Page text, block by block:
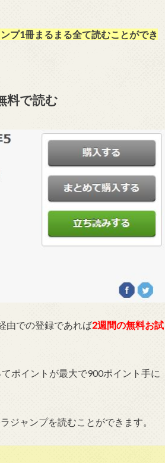
プ1冊まるまる全て読むことができ
料で読む
由での登録であれば2週間の無料お試
ポイントが最大で900ポイント手に
ジャンプを読むことができます。